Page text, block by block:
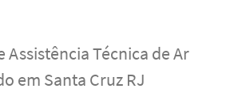
Técnica de Ar
em Santa Cruz RJ